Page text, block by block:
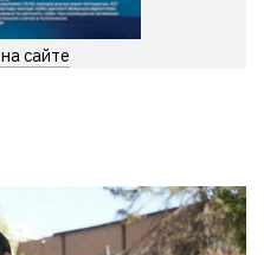
сайте